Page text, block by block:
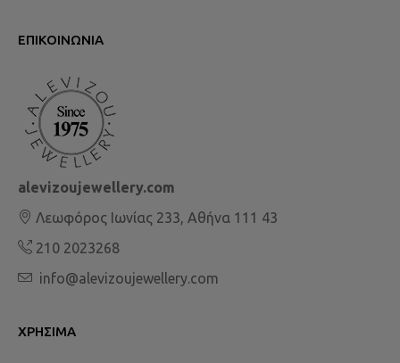
ΕΠΙΚΟΙΝΩΝΊΑ
alevizoujewellery.com
Λεωφόρος Ιωνίας 233, Αθήνα 111 43
210 2023268
info@alevizoujewellery.com
ΧΡΉΣΙΜΑ